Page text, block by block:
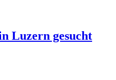
Luzern gesucht